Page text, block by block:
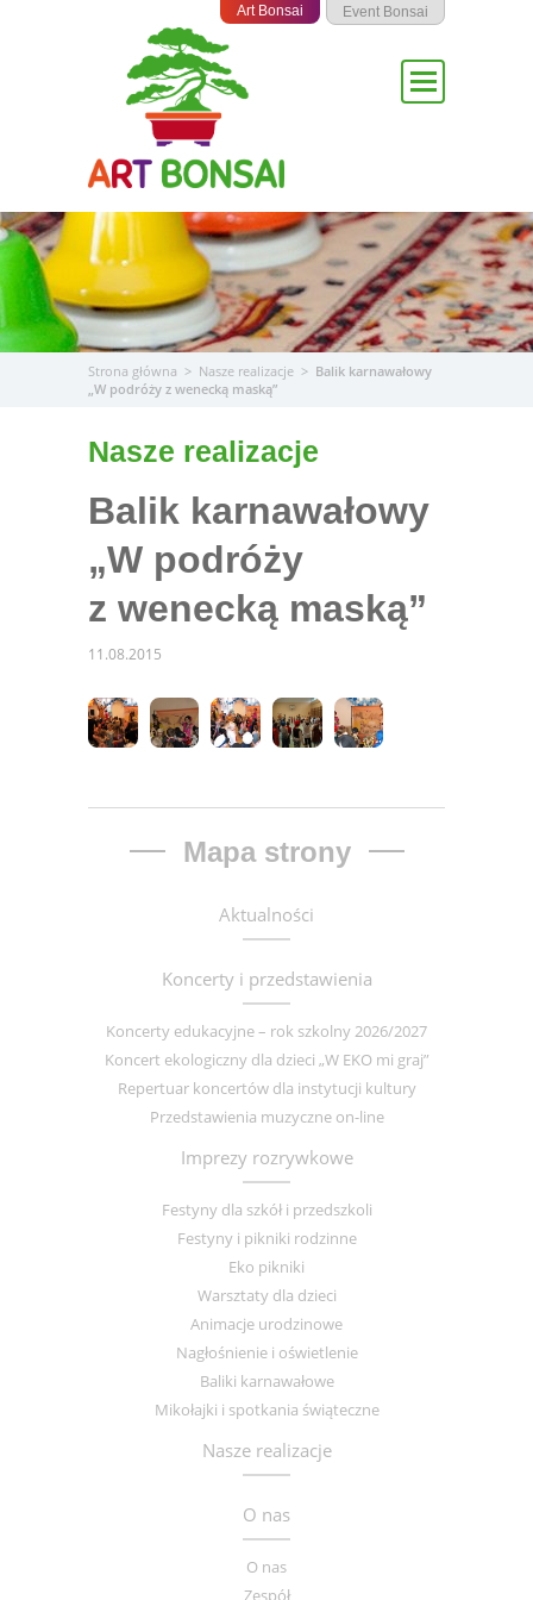
Art Bonsai Event Bonsai
Strona główna > Nasze realizacje > Balik karnawałowy
„W podróży z wenecką maską”
Nasze realizacje
Balik karnawałowy
„W podróży
z wenecką maską”
11.08.2015
Mapa strony
Aktualności
Koncerty i przedstawienia
Koncerty edukacyjne – rok szkolny 2026/2027
Koncert ekologiczny dla dzieci „W EKO mi graj”
Repertuar koncertów dla instytucji kultury
Przedstawienia muzyczne on-line
Imprezy rozrywkowe
Festyny dla szkół i przedszkoli
Festyny i pikniki rodzinne
Eko pikniki
Warsztaty dla dzieci
Animacje urodzinowe
Nagłośnienie i oświetlenie
Baliki karnawałowe
Mikołajki i spotkania świąteczne
Nasze realizacje
O nas
O nas
Zespół